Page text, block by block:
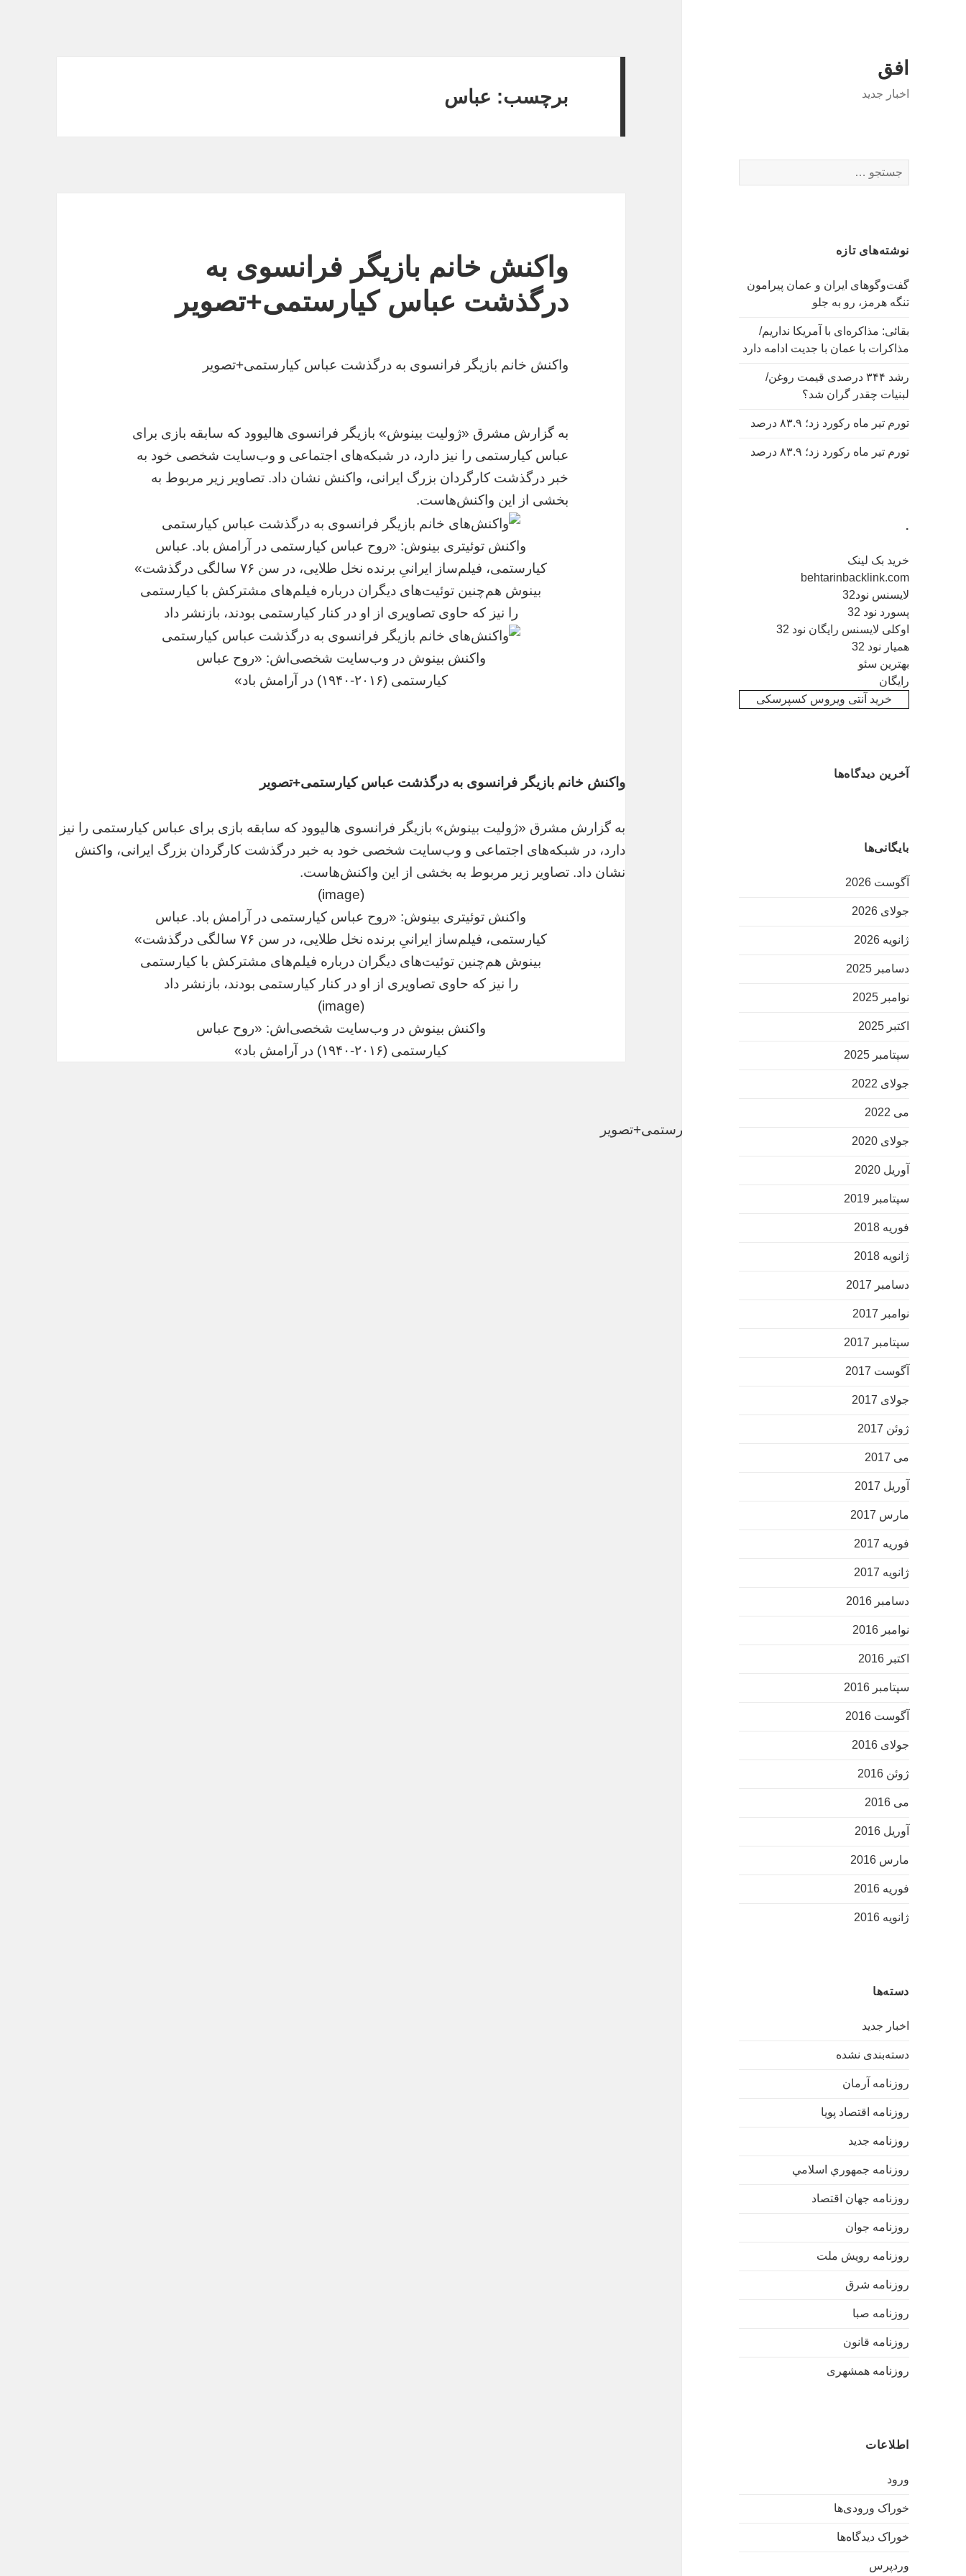
افق
اخبار جدید
برای:
نوشته‌های تازه
گفت‌وگوهای ایران و عمان پیرامون
تنگه هرمز، رو به جلو
بقائی: مذاکره‌ای با آمریکا نداریم/
مذاکرات با عمان با جدیت ادامه دارد
رشد ۳۴۴ درصدی قیمت روغن/
لبنیات چقدر گران شد؟
تورم تیر ماه رکورد زد؛ ۸۳.۹ درصد
تورم تیر ماه رکورد زد؛ ۸۳.۹ درصد
.
خرید بک لینک
behtarinbacklink.com
لایسنس نود32
پسورد نود 32
اوکلی لایسنس رایگان نود 32
همیار نود 32
بهترین سئو
رایگان
خرید آنتی ویروس کسپرسکی
آخرین دیدگاه‌ها
بایگانی‌ها
آگوست 2026
جولای 2026
ژانویه 2026
دسامبر 2025
نوامبر 2025
اکتبر 2025
سپتامبر 2025
جولای 2022
می 2022
جولای 2020
آوریل 2020
سپتامبر 2019
فوریه 2018
ژانویه 2018
دسامبر 2017
نوامبر 2017
سپتامبر 2017
آگوست 2017
جولای 2017
ژوئن 2017
می 2017
آوریل 2017
مارس 2017
فوریه 2017
ژانویه 2017
دسامبر 2016
نوامبر 2016
اکتبر 2016
سپتامبر 2016
آگوست 2016
جولای 2016
ژوئن 2016
می 2016
آوریل 2016
مارس 2016
فوریه 2016
ژانویه 2016
دسته‌ها
اخبار جدید
دسته‌بندی نشده
روزنامه آرمان
روزنامه اقتصاد پویا
روزنامه جدید
روزنامه جمهوري اسلامي
روزنامه جهان اقتصاد
روزنامه جوان
روزنامه رویش ملت
روزنامه شرق
روزنامه صبا
روزنامه قانون
روزنامه همشهری
اطلاعات
ورود
خوراک ورودی‌ها
خوراک دیدگاه‌ها
وردپرس
برچسب: عباس
واکنش‌ خانم بازیگر فرانسوی به
درگذشت عباس کیارستمی+تصویر
واکنش‌ خانم بازیگر فرانسوی به درگذشت عباس کیارستمی+تصویر
به گزارش مشرق «ژولیت بینوش» بازیگر فرانسوی هالیوود که سابقه بازی برای
عباس کیارستمی را نیز دارد، در شبکه‌های اجتماعی و وب‌سایت شخصی خود به
خبر درگذشت کارگردان بزرگ ایرانی، واکنش نشان داد. تصاویر زیر مربوط به
بخشی از این واکنش‌هاست.
واکنش توئیتری بینوش: «روح عباس کیارستمی در آرامش باد. عباس
کیارستمی، فیلم‌ساز ایرانیِ برنده نخل طلایی، در سن ۷۶ سالگی درگذشت»
بینوش هم‌چنین توئیت‌های دیگران درباره فیلم‌های مشترکش با کیارستمی
را نیز که حاوی تصاویری از او در کنار کیارستمی بودند، بازنشر داد
واکنش بینوش در وب‌سایت شخصی‌اش: «روح عباس
کیارستمی (۲۰۱۶-۱۹۴۰) در آرامش باد»
واکنش‌ خانم بازیگر فرانسوی به درگذشت عباس کیارستمی+تصویر
به گزارش مشرق «ژولیت بینوش» بازیگر فرانسوی هالیوود که سابقه بازی برای عباس کیارستمی را نیز
دارد، در شبکه‌های اجتماعی و وب‌سایت شخصی خود به خبر درگذشت کارگردان بزرگ ایرانی، واکنش
نشان داد. تصاویر زیر مربوط به بخشی از این واکنش‌هاست.
(image)
واکنش توئیتری بینوش: «روح عباس کیارستمی در آرامش باد. عباس
کیارستمی، فیلم‌ساز ایرانیِ برنده نخل طلایی، در سن ۷۶ سالگی درگذشت»
بینوش هم‌چنین توئیت‌های دیگران درباره فیلم‌های مشترکش با کیارستمی
را نیز که حاوی تصاویری از او در کنار کیارستمی بودند، بازنشر داد
(image)
واکنش بینوش در وب‌سایت شخصی‌اش: «روح عباس
کیارستمی (۲۰۱۶-۱۹۴۰) در آرامش باد»
واکنش‌ خانم بازیگر فرانسوی به درگذشت عباس کیارستمی+تصویر
یوزر و پسورد نود 32
میهن دانلود